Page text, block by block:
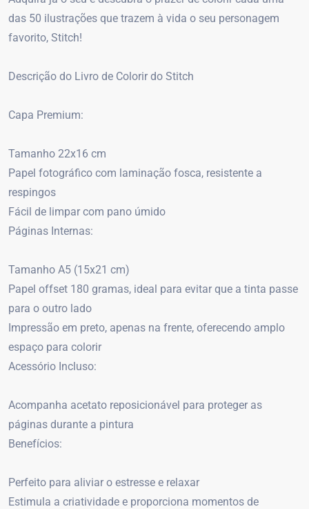
das 50 ilustrações que trazem à vida o seu personagem
favorito, Stitch!
Descrição do Livro de Colorir do Stitch
Capa Premium:
Tamanho 22x16 cm
Papel fotográfico com laminação fosca, resistente a
respingos
Fácil de limpar com pano úmido
Páginas Internas:
Tamanho A5 (15x21 cm)
Papel offset 180 gramas, ideal para evitar que a tinta passe
para o outro lado
Impressão em preto, apenas na frente, oferecendo amplo
espaço para colorir
Acessório Incluso:
Acompanha acetato reposicionável para proteger as
páginas durante a pintura
Benefícios:
Perfeito para aliviar o estresse e relaxar
Estimula a criatividade e proporciona momentos de